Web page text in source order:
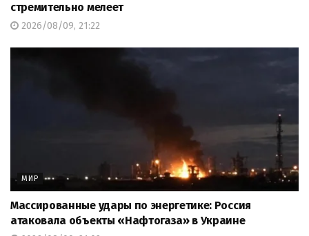
стремительно мелеет
2026/08/09, 21:22
МИР
Массированные удары по энергетике: Россия
атаковала объекты «Нафтогаза» в Украине